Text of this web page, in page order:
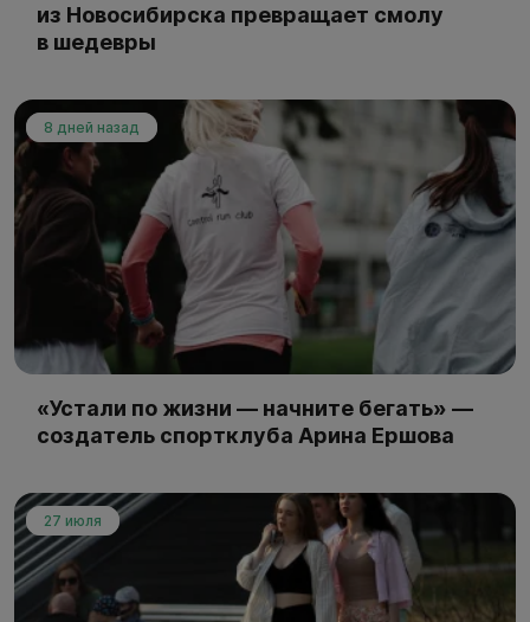
из Новосибирска превращает смолу
в шедевры
8 дней назад
«Устали по жизни — начните бегать» —
создатель спортклуба Арина Ершова
27 июля